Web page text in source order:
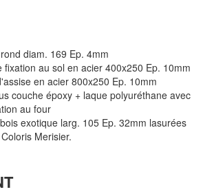
diam. 169 Ep. 4mm
fixation au sol en acier 400x250 Ep. 10mm
en acier 800x250 Ep. 10mm
couche époxy + laque polyuréthane avec
au four
exotique larg. 105 Ep. 32mm lasurées
Merisier.